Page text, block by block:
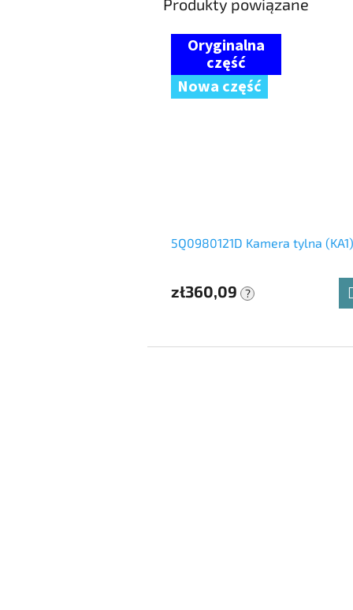
Produkty powiązane
Nowa część
5Q0980121D Kamera tylna
zł360,09 ?